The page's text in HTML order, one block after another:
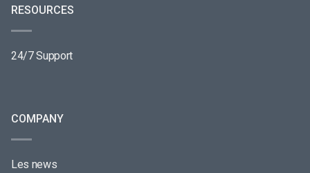
RESOURCES
24/7 Support
COMPANY
Les news